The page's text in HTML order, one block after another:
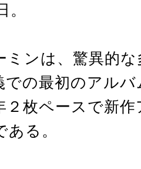
ミンは、驚異的
での最初のアル
２枚ペースで新
る。